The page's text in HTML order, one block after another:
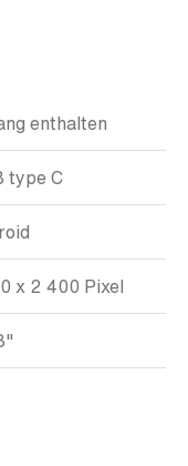
enthalten
type C
x 2 400 Pixel